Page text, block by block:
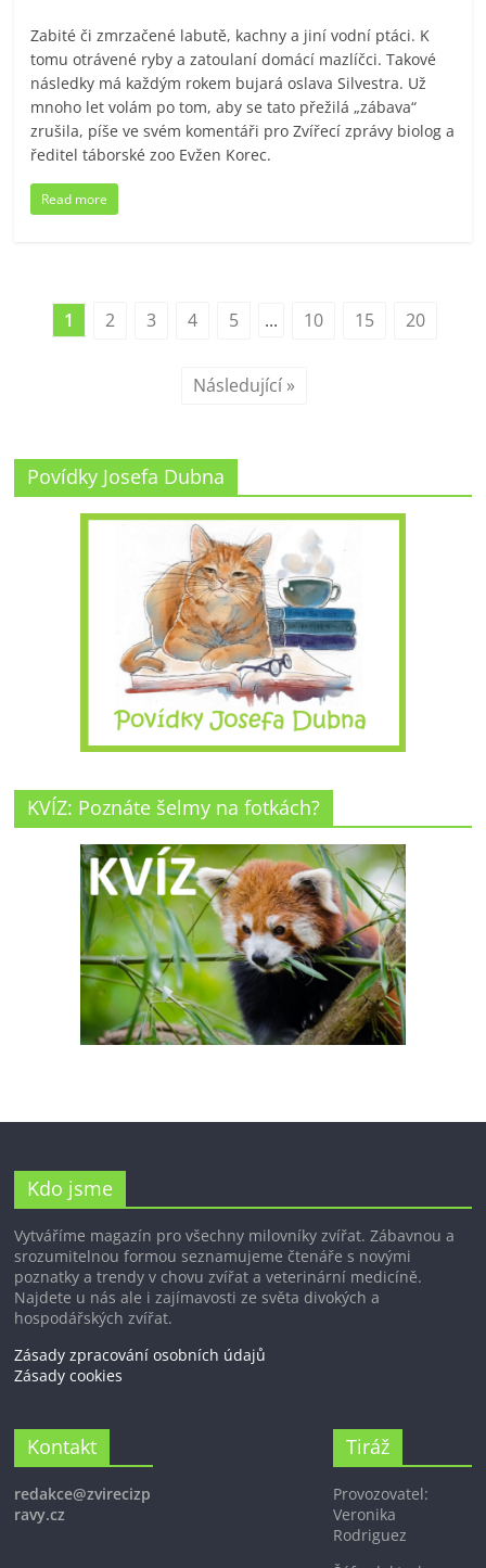
Zabité či zmrzačené labutě, kachny a jiní vodní ptáci. K
tomu otrávené ryby a zatoulaní domácí mazlíčci. Takové
následky má každým rokem bujará oslava Silvestra. Už
mnoho let volám po tom, aby se tato přežilá „zábava“
zrušila, píše ve svém komentáři pro Zvířecí zprávy biolog a
ředitel táborské zoo Evžen Korec.
Read more
1 2 3 4 5 ... 10 15 20
Následující »
Povídky Josefa Dubna
KVÍZ: Poznáte šelmy na fotkách?
Kdo jsme
Vytváříme magazín pro všechny milovníky zvířat. Zábavnou a
srozumitelnou formou seznamujeme čtenáře s novými
poznatky a trendy v chovu zvířat a veterinární medicíně.
Najdete u nás ale i zajímavosti ze světa divokých a
hospodářských zvířat.
Zásady zpracování osobních údajů
Zásady cookies
Kontakt
redakce@zvirecizp
ravy.cz
Tiráž
Provozovatel:
Veronika
Rodriguez